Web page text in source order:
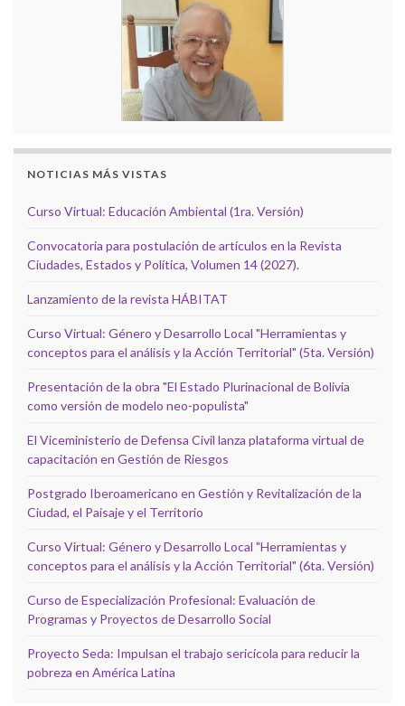
NOTICIAS MÁS VISTAS
Curso Virtual: Educación Ambiental (1ra. Versión)
Convocatoria para postulación de artículos en la Revista
Ciudades, Estados y Política, Volumen 14 (2027).
Lanzamiento de la revista HÁBITAT
Curso Virtual: Género y Desarrollo Local "Herramientas y
conceptos para el análisis y la Acción Territorial" (5ta. Versión)
Presentación de la obra "El Estado Plurinacional de Bolivia
como versión de modelo neo-populista"
El Viceministerio de Defensa Civil lanza plataforma virtual de
capacitación en Gestión de Riesgos
Postgrado Iberoamericano en Gestión y Revitalización de la
Ciudad, el Paisaje y el Territorio
Curso Virtual: Género y Desarrollo Local "Herramientas y
conceptos para el análisis y la Acción Territorial" (6ta. Versión)
Curso de Especialización Profesional: Evaluación de
Programas y Proyectos de Desarrollo Social
Proyecto Seda: Impulsan el trabajo sericícola para reducir la
pobreza en América Latina